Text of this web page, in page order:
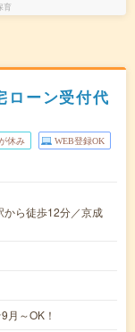
育
ローン受付代
休み WEB登録OK
から徒歩12分／京成
～OK！